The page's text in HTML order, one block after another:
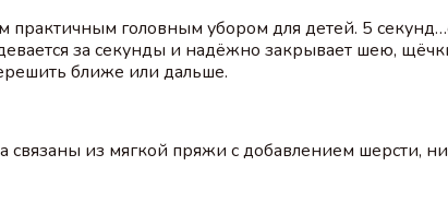
практичным головным убором для детей. 5
за секунды и надёжно закрывает шею,
ближе или дальше.
из мягкой пряжи с добавлением шерсти,